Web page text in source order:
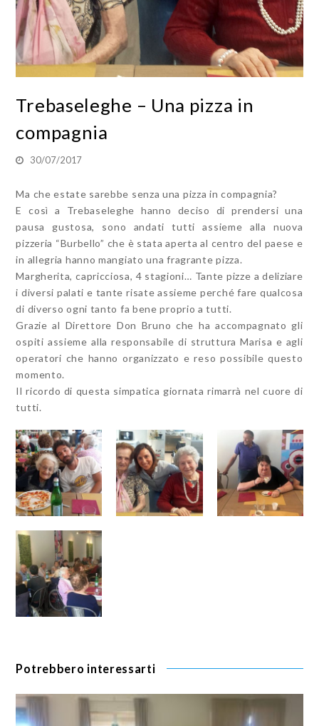
Trebaseleghe – Una pizza in
compagnia
30/07/2017
Ma che estate sarebbe senza una pizza in compagnia?
E così a Trebaseleghe hanno deciso di prendersi una
pausa gustosa, sono andati tutti assieme alla nuova
pizzeria “Burbello” che è stata aperta al centro del paese e
in allegria hanno mangiato una fragrante pizza.
Margherita, capricciosa, 4 stagioni… Tante pizze a deliziare
i diversi palati e tante risate assieme perché fare qualcosa
di diverso ogni tanto fa bene proprio a tutti.
Grazie al Direttore Don Bruno che ha accompagnato gli
ospiti assieme alla responsabile di struttura Marisa e agli
operatori che hanno organizzato e reso possibile questo
momento.
Il ricordo di questa simpatica giornata rimarrà nel cuore di
tutti.
Potrebbero interessarti